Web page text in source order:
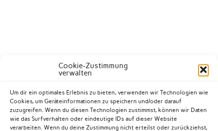
Cookie-Zustimmung
verwalten
Um dir ein optimales Erlebnis zu bieten, verwenden wir Technologien wie
Cookies, um Geräteinformationen zu speichern und/oder darauf
zuzugreifen. Wenn du diesen Technologien zustimmst, können wir Daten
wie das Surfverhalten oder eindeutige IDs auf dieser Website
verarbeiten. Wenn du deine Zustimmung nicht erteilst oder zurückziehst,